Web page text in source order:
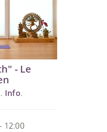
- Le
Info.
12:00